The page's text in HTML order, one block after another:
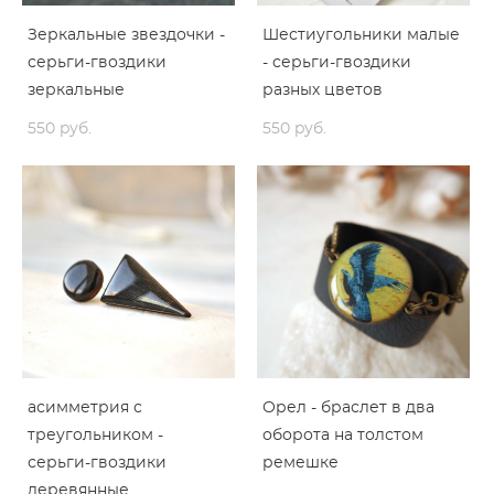
Зеркальные звездочки -
серьги-гвоздики
зеркальные
550 pуб.
Шестиугольники малые
- серьги-гвоздики
разных цветов
550 pуб.
асимметрия с
треугольником -
серьги-гвоздики
деревянные
Орел - браслет в два
оборота на толстом
ремешке